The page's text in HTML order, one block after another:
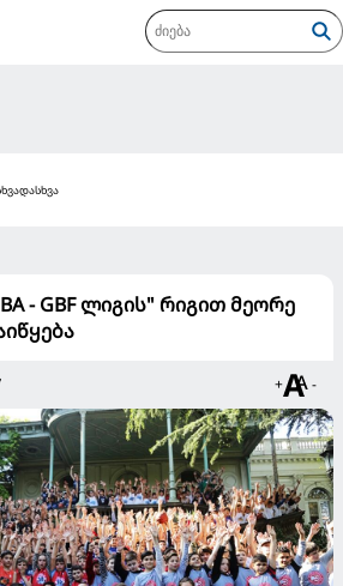
- GBF ლიგის" რიგით მეორე
+ -